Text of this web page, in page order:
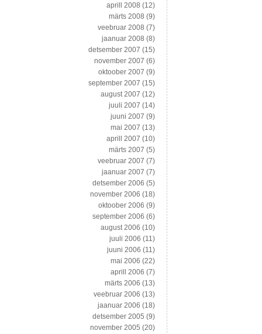
aprill 2008 (12)
märts 2008 (9)
veebruar 2008 (7)
jaanuar 2008 (8)
detsember 2007 (15)
november 2007 (6)
oktoober 2007 (9)
september 2007 (15)
august 2007 (12)
juuli 2007 (14)
juuni 2007 (9)
mai 2007 (13)
aprill 2007 (10)
märts 2007 (5)
veebruar 2007 (7)
jaanuar 2007 (7)
detsember 2006 (5)
november 2006 (18)
oktoober 2006 (9)
september 2006 (6)
august 2006 (10)
juuli 2006 (11)
juuni 2006 (11)
mai 2006 (22)
aprill 2006 (7)
märts 2006 (13)
veebruar 2006 (13)
jaanuar 2006 (18)
detsember 2005 (9)
november 2005 (20)